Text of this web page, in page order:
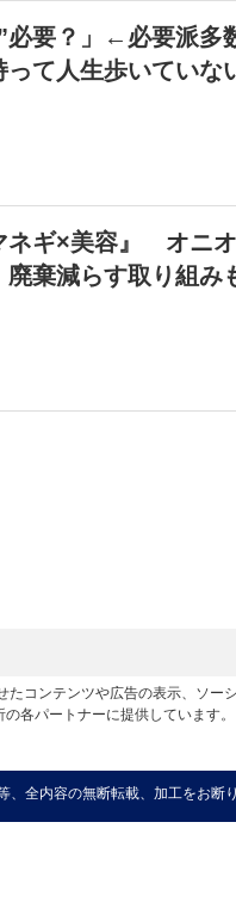
”必要？」←必要派
って人生歩いていな
ネギ×美容』 オニ
棄減らす取り組み
コンテンツや広告の表示、ソ
各パートナーに提供しています
全内容の無断転載、加工をお断り